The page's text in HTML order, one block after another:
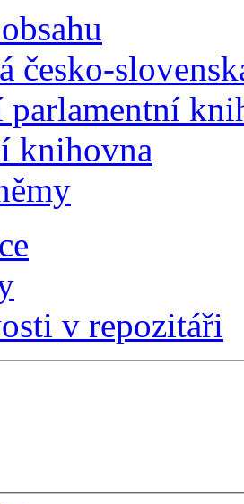
česko-
knihovna
v repozitáři